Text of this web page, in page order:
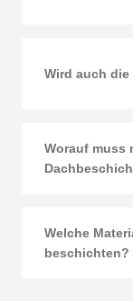
Wird auch
Worauf muss
Welche
beschichten?